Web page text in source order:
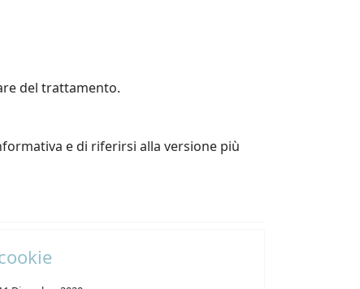
del trattamento.
e di riferirsi alla versione più